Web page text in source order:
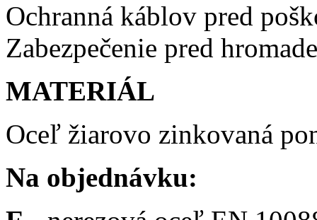
Ochranná káblov pred
Zabezpečenie pred
MATERIÁL
Oceľ žiarovo zinkovaná
Na objednávku: